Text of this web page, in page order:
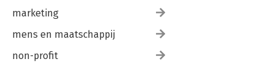
marketing
mens en maatschappij
non-profit